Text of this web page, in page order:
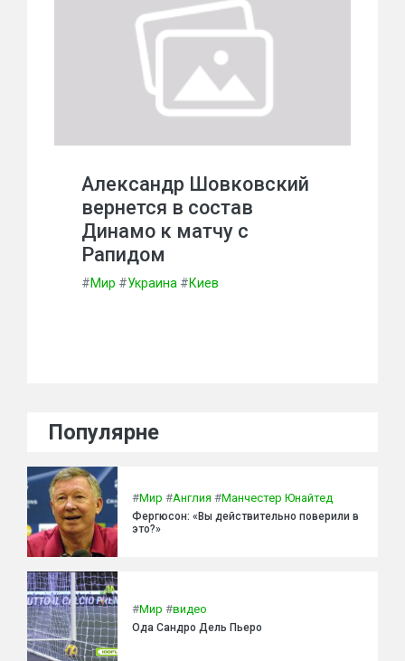
Александр Шовковский
вернется в состав
Динамо к матчу с
Рапидом
#Мир #Украина #Киев
Популярне
#Мир #Англия #Манчестер Юнайтед
Фергюсон: «Вы действительно поверили в
это?»
#Мир #видео
Ода Сандро Дель Пьеро